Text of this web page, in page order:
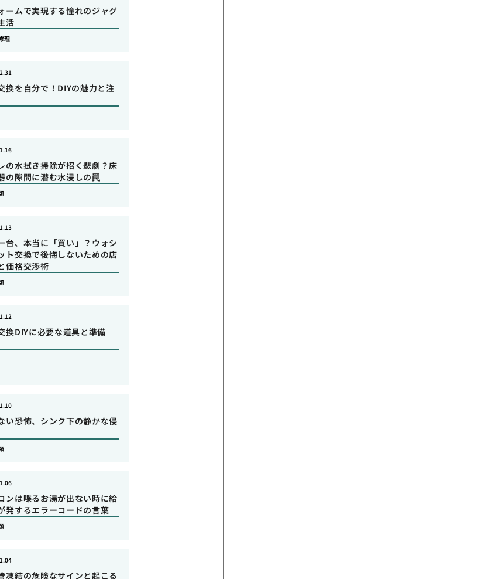
ームで実現する憧れのジャグ
活
理
換を自分で！DIYの魅力と注
の水拭き掃除が招く悲劇？床
の隙間に潜む水浸しの罠
台、本当に「買い」？ウォシ
ト交換で後悔しないための店
価格交渉術
換DIYに必要な道具と準備
い恐怖、シンク下の静かな侵
ンは喋るお湯が出ない時に給
発するエラーコードの言葉
凍結の危険なサインと起こる